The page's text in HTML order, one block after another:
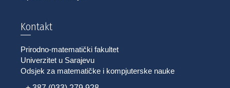
Kontakt
Prirodno-matematički fakultet
Univerzitet u Sarajevu
Odsjek za matematičke i kompjuterske nauke